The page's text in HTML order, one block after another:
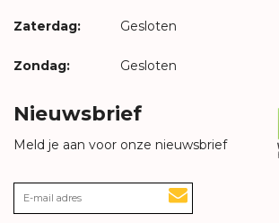
Zaterdag: Gesloten
Zondag: Gesloten
Nieuwsbrief
Meld je aan voor onze nieuwsbrief